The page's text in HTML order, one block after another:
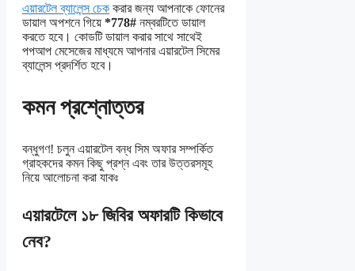
এয়ারটেল ব্যালেন্স চেক করার জন্য আপনাকে ফোনের
ডায়াল অপশনে গিয়ে *778# নম্বরটিতে ডায়াল
করতে হবে। কোডটি ডায়াল করার সাথে সাথেই
পপআপ মেসেজের মাধ্যমে আপনার এয়ারটেল সিমের
ব্যালেন্স প্রদর্শিত হবে।
কমন প্রশ্নোত্তর
বন্ধুগণ! চলুন এয়ারটেল বন্ধ সিম অফার সম্পর্কিত
গ্রাহকদের কমন কিছু প্রশ্ন এবং তার উত্তরসমূহ
নিয়ে আলোচনা করা যাকঃ
এয়ারটেলে ১৮ জিবির অফারটি কিভাবে
নেব?